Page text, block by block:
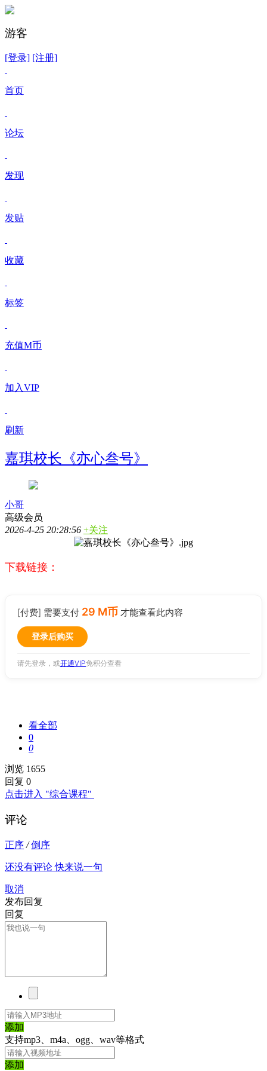
游客
[登录] [注册]
首页
论坛
发现
发贴
收藏
标签
充值M币
加入VIP
刷新
嘉琪校长《亦心叁号》
小哥
高级会员
2026-4-25 20:28:56 +关注
下载链接：
[付费] 需要支付 29 M币 才能查看此内容
登录后购买
请先登录，或开通VIP免积分查看
看全部
0
0
浏览 1655
回复 0
点击进入 "综合课程"
评论
正序 / 倒序
还没有评论 快来说一句
取消
发布回复
回复
添加
支持mp3、m4a、ogg、wav等格式
添加